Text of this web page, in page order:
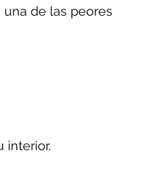
de las peores
interior.